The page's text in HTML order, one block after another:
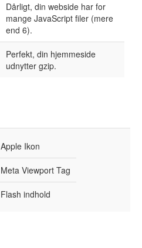
Dårligt, din webside har for
mange JavaScript filer (mere
end 6).
Perfekt, din hjemmeside
udnytter gzip.
Apple Ikon
Meta Viewport Tag
Flash indhold